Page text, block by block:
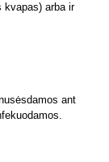
kvapas) arba ir
ant